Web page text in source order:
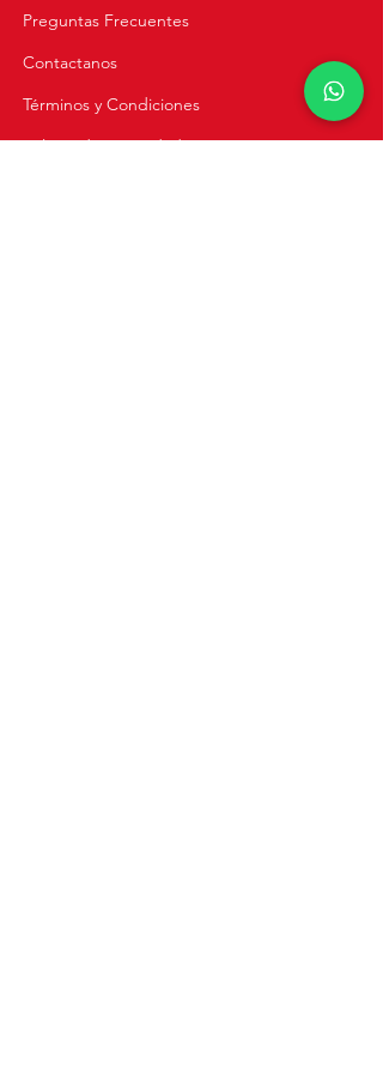
Preguntas Frecuentes
Contactanos
Términos y Condiciones
Política de Privacidad